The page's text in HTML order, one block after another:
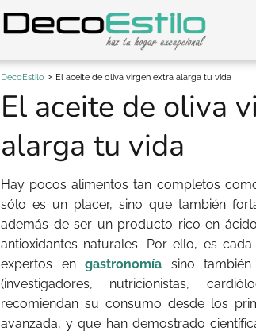
DecoEstilo El aceite de oliva virgen extra alarga tu vida
El aceite de oliva
alarga tu vida
Hay pocos alimentos tan completos
sólo es un placer, sino que también
además de ser un producto rico en
antioxidantes naturales. Por ello, es
expertos engastronomía sino
(investigadores, nutricionistas,
recomiendan su consumo desde los
avanzada, y que han demostrado